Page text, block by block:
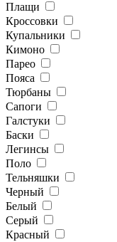
Плащи
Кроссовки
Купальники
Кимоно
Парео
Пояса
Тюрбаны
Сапоги
Галстуки
Баски
Легинсы
Поло
Тельняшки
Черный
Белый
Серый
Красный